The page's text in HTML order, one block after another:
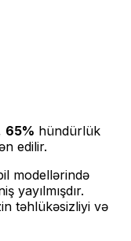
65% hündürlük
edilir.
modellərində
yayılmışdır.
təhlükəsizliyi və